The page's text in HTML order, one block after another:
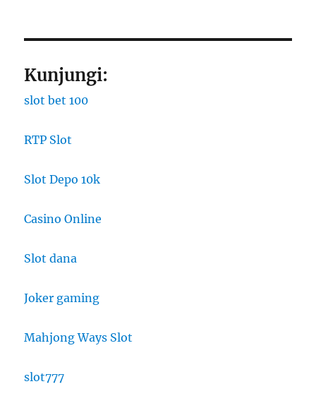
Kunjungi:
slot bet 100
RTP Slot
Slot Depo 10k
Casino Online
Slot dana
Joker gaming
Mahjong Ways Slot
slot777